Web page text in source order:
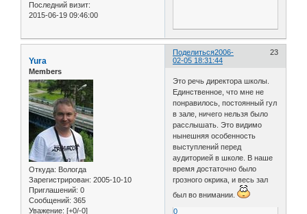
Последний визит:
2015-06-19 09:46:00
Поделиться 23
2006-
02-05 18:31:44
Yura
Members
Откуда: Вологда
Зарегистрирован: 2005-10-10
Приглашений: 0
Сообщений: 365
Уважение: [+0/-0]
Это речь директора школы.
Единственное, что мне не
понравилось, постоянный гул
в зале, ничего нельзя было
расслышать. Это видимо
нынешняя особенность
выступлений перед
аудиторией в школе. В наше
время достаточно было
грозного окрика, и весь зал
был во внимании.
0